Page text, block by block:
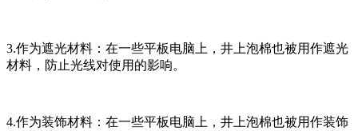
3.作为遮光材料：在一些平板电脑上，井上泡棉也被用作遮光
材料，防止光线对使用的影响。
4.作为装饰材料：在一些平板电脑上，井上泡棉也被用作装饰